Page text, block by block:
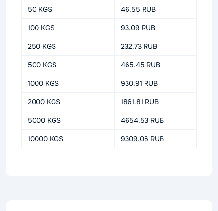
50 KGS 46.55 RUB
100 KGS 93.09 RUB
250 KGS 232.73 RUB
500 KGS 465.45 RUB
1000 KGS 930.91 RUB
2000 KGS 1861.81 RUB
5000 KGS 4654.53 RUB
10000 KGS 9309.06 RUB